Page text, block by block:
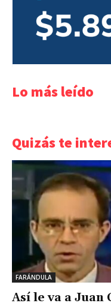
Lo más leído
Quizás te
FARÁNDULA
Así le va a Juan